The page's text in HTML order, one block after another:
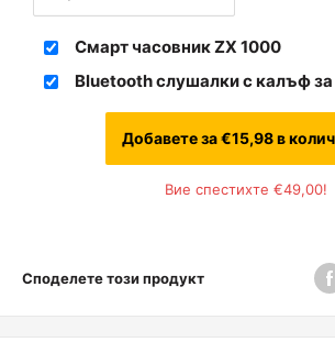
Смарт часовник ZX 1000
Bluetooth слушалки с калъф
съвместими с iOS и Android
Добавете за€15,98в
Вие спестихте €49,00!
Споделете този продукт